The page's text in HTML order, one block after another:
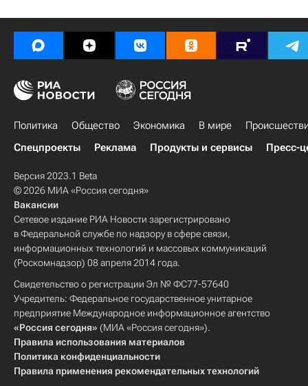
Политика Общество Экономика В мире
Спецпроекты
Реклама Продукты и сервисы Пресс-
Версия 2023.1 Beta
© 2026 МИА «Россия сегодня»
Вакансии
Сетевое издание РИА Новости зарегистрировано
в Федеральной службе по надзору в сфере связи,
информационных технологий и массовых коммуникаций
(Роскомнадзор) 08 апреля 2014 года.
Свидетельство о регистрации Эл № ФС77-57640
Учредитель: Федеральное государственное унитарное
предприятие Международное информационное агентство
«Россия сегодня» (МИА «Россия сегодня»).
Правила использования материалов
Политика конфиденциальности
Правила применения рекомендательных технологий